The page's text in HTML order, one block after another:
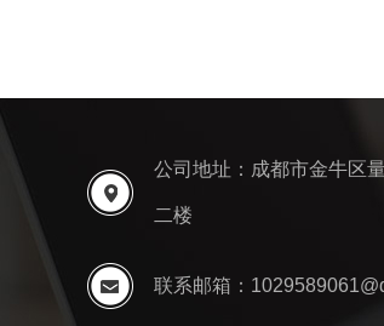
公司地址：成都市金牛区
二楼
联系邮箱：